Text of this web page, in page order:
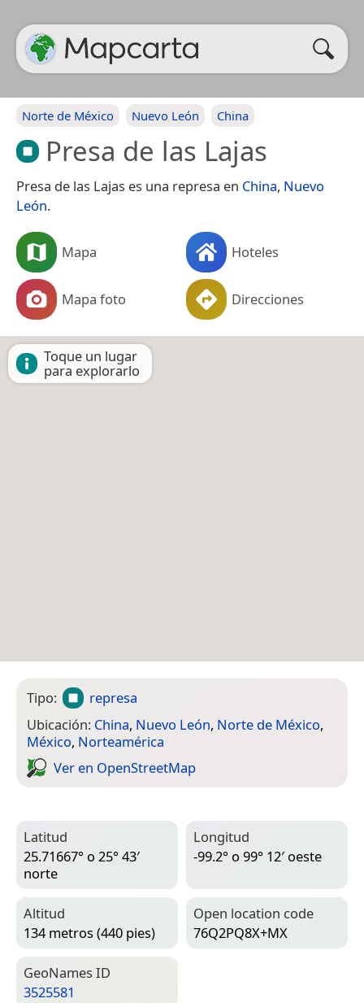
Norte de México Nuevo León China
Presa de las Lajas
Presa de las Lajas es una represa en China, Nuevo
León.
Mapa Hoteles
Mapa foto Direcciones
Toque un lugar
para explorarlo
Tipo:
represa
Ubicación: China, Nuevo León, Norte de México,
México, Norteamérica
Ver en Open­Street­Map
Latitud
25.71667° o 25° 43′
norte
Longitud
-99.2° o 99° 12′ oeste
Altitud
134 metros (440 pies)
Open location code
76Q2PQ8X+MX
Geo­Names ID
3525581